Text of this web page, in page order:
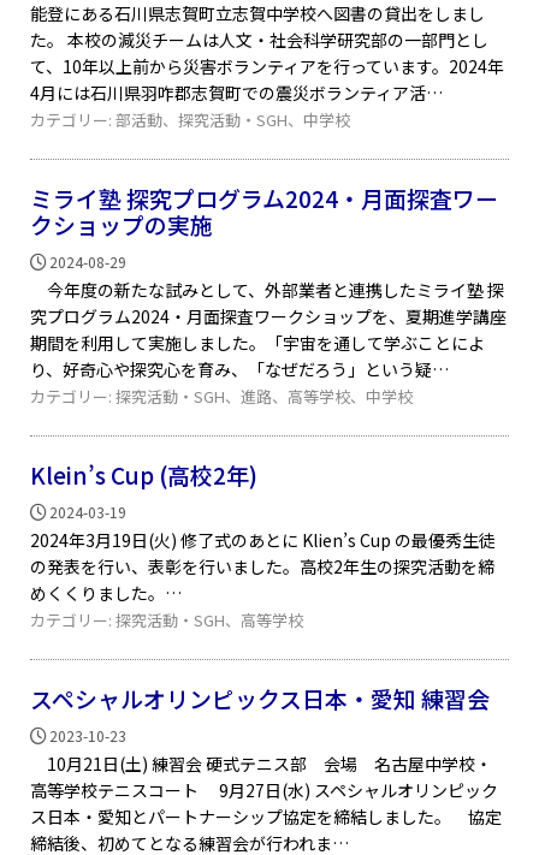
能登にある石川県志賀町立志賀中学校へ図書の貸出をしまし
た。 本校の減災チームは人文・社会科学研究部の一部門とし
て、10年以上前から災害ボランティアを行っています。2024年
4月には石川県羽咋郡志賀町での震災ボランティア活
カテゴリー:部活動、探究活動・SGH、 中学校
ミライ塾 探究プログラム2024・月面探査ワー
クショップの実施
2024-08-29
今年度の新たな試みとして、外部業者と連携したミライ塾 探
究プログラム2024・月面探査ワークショップを、夏期進学講座
期間を利用して実施しました。「宇宙を通して学ぶことによ
り、好奇心や探究心を育み、「なぜだろう」という疑
カテゴリー:探究活動・SGH、進路、 高等学校、 中学校
Klein’s Cup (高校2年)
2024-03-19
2024年3月19日(火) 修了式のあとに Klien’s Cup の最優秀生徒
の発表を行い、表彰を行いました。高校2年生の探究活動を締
めくくりました。
カテゴリー:探究活動・SGH、 高等学校
スペシャルオリンピックス日本・愛知 練習会
2023-10-23
10月21日(土) 練習会 硬式テニス部 会場 名古屋中学校・
高等学校テニスコート 9月27日(水) スペシャルオリンピック
ス日本・愛知とパートナーシップ協定を締結しました。 協定
締結後、初めてとなる練習会が行われま